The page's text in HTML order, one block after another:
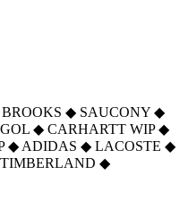
BROOKS ◆ SAUCONY ◆
◆ CARHARTT WIP ◆
◆ ADIDAS ◆ LACOSTE ◆
TIMBERLAND ◆